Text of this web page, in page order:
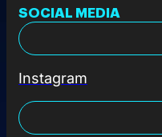
SOCIAL MEDIA
Instagram